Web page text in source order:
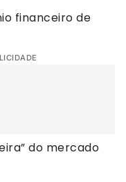
financeiro de
do mercado